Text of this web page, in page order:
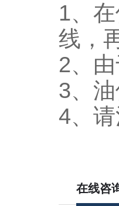
1、
线，
2、
3、
4、
在线咨